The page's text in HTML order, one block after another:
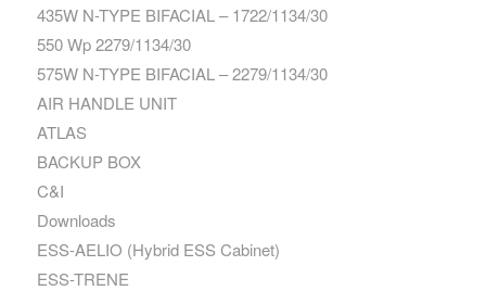
435W N-TYPE BIFACIAL – 1722/1134/30
550 Wp 2279/1134/30
575W N-TYPE BIFACIAL – 2279/1134/30
AIR HANDLE UNIT
ATLAS
BACKUP BOX
C&I
Downloads
ESS-AELIO (Hybrid ESS Cabinet)
ESS-TRENE